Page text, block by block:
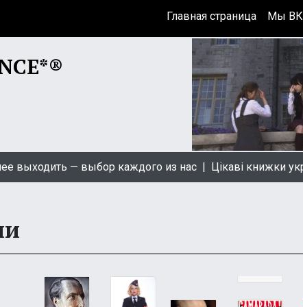
Главная страница Мы
— выбор каждого из нас |Цікаві книжки